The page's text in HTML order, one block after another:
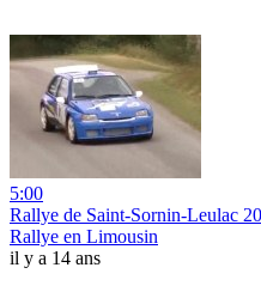
5:00
Rallye de Saint-Sornin-Leulac
Rallye en Limousin
il y a 14 ans